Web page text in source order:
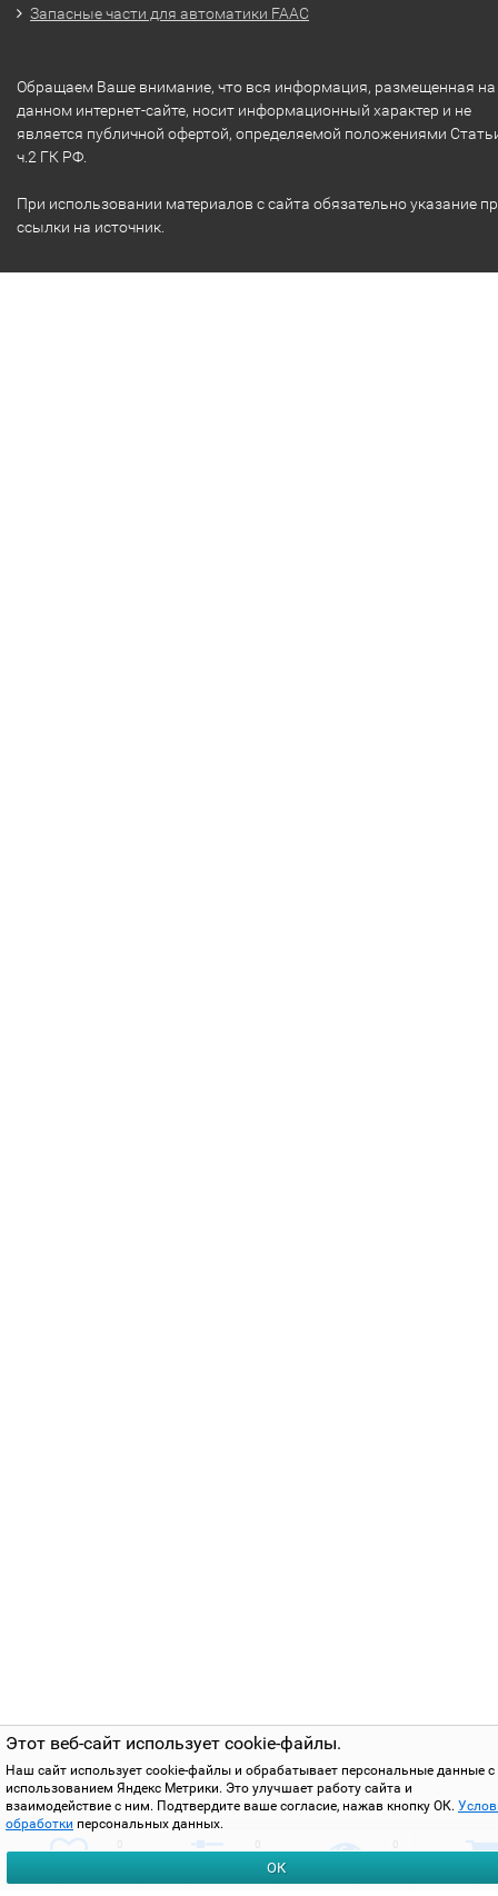
Этот веб-сайт использует cookie-файлы.
Наш сайт использует cookie-файлы и обрабатывает персональные данные с
использованием Яндекс Метрики. Это улучшает работу сайта и
взаимодействие с ним. Подтвердите ваше согласие, нажав кнопку ОК.
обработки персональных данных.
ОК
Запасные части для автоматики FAAC
Обращаем Ваше внимание, что вся информация, размещенная на
данном интернет-сайте, носит информационный характер и не
является публичной офертой, определяемой положениями
ч.2 ГК РФ.
При использовании материалов с сайта обязательно указание
ссылки на источник.